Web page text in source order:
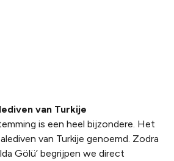
van Turkije
is een heel bijzondere. Het
van Turkije genoemd. Zodra
Gölü’ begrijpen we direct